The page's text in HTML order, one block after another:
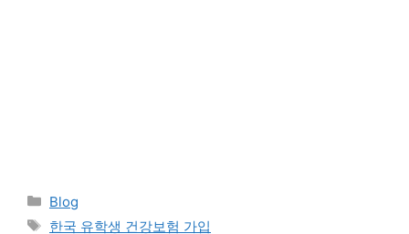
Categories
Blog
Tags
한국 유학생 건강보험 가입